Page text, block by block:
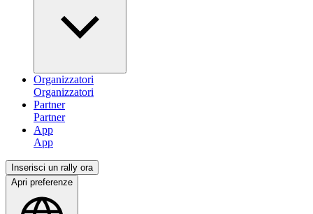
Organizzatori
Partner
App
Inserisci un rally ora
Apri preferenze